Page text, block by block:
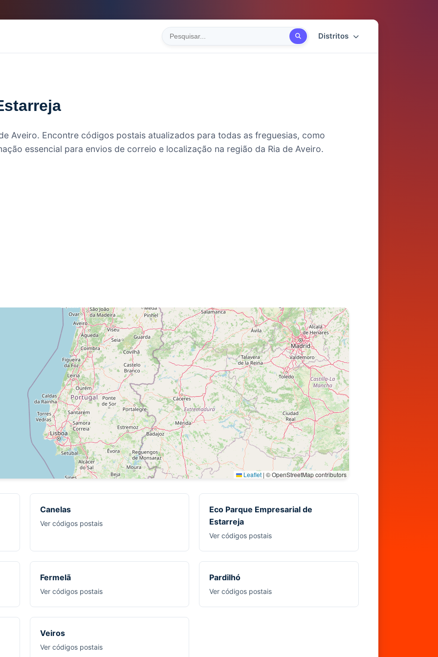
Distritos
Aveiro. Encontre códigos postais atualizados para todas as freguesias, como
essencial para envios de correio e localização na região da Ria de Aveiro.
Leaflet | © OpenStreetMap contributors
Canelas
Ver códigos postais
Eco Parque Empresarial de
Estarreja
Ver códigos postais
Fermelã
Ver códigos postais
Pardilhó
Ver códigos postais
Veiros
Ver códigos postais